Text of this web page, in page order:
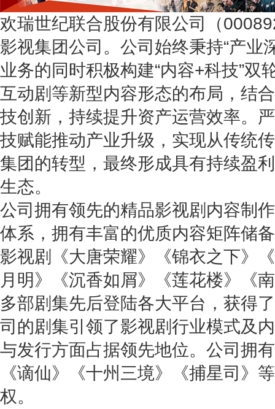
欢瑞世纪联合股份有限公司（
影视集团公司。公司始终秉持“产业
业务的同时积极构建“内容+科技”双
互动剧等新型内容形态的布局，结
技创新，持续提升资产运营效率。
技赋能推动产业升级，实现从传统
集团的转型，最终形成具有持续盈
生态。
公司拥有领先的精品影视剧内容制
体系，拥有丰富的优质内容矩阵储
影视剧《大唐荣耀》《锦衣之下》
月明》《沉香如屑》《莲花楼》《
多部剧集先后登陆各大平台，获得
司的剧集引领了影视剧行业模式及
与发行方面占据领先地位。公司拥
《谪仙》《十州三境》《捕星司》
权。